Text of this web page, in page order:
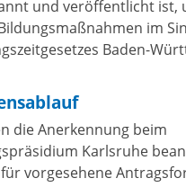
und veröffentlicht ist,
im
Baden-
die Anerkennung beim
Karlsruhe
vorgesehene